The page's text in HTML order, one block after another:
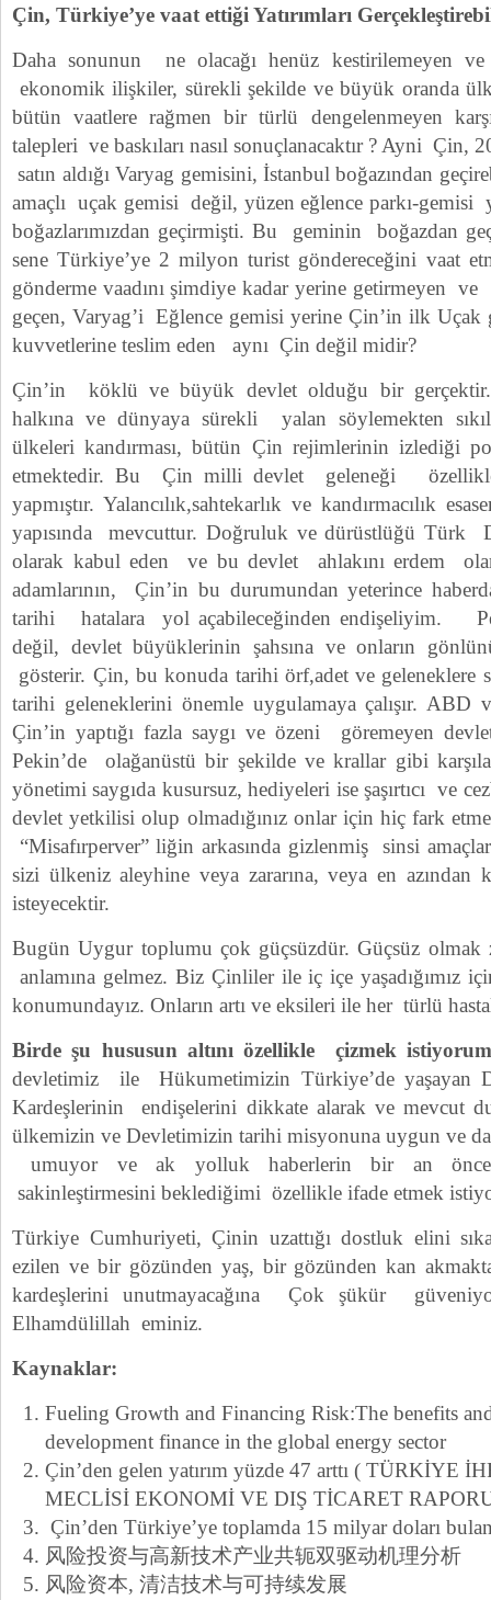
Çin, Türkiye’ye vaat ettiği Yatırımları
Daha sonunun ne olacağı henüz kestirilemeyen
ekonomik ilişkiler, sürekli şekilde ve büyük oranda
bütün vaatlere rağmen bir türlü dengelenmeyen
talepleri ve baskıları nasıl sonuçlanacaktır ? Ayni Çin,
satın aldığı Varyag gemisini, İstanbul boğazından
amaçlı uçak gemisi değil, yüzen eğlence parkı-gemisi
boğazlarımızdan geçirmişti. Bu geminin boğazdan
sene Türkiye’ye 2 milyon turist göndereceğini vaat
gönderme vaadını şimdiye kadar yerine getirmeyen
geçen, Varyag’i Eğlence gemisi yerine Çin’in ilk Uçak
kuvvetlerine teslim eden aynı Çin değil midir?
Çin’in köklü ve büyük devlet olduğu bir gerçektir.
halkına ve dünyaya sürekli yalan söylemekten
ülkeleri kandırması, bütün Çin rejimlerinin izlediği
etmektedir. Bu Çin milli devlet geleneği özellikle
yapmıştır. Yalancılık,sahtekarlık ve kandırmacılık
yapısında mevcuttur. Doğruluk ve dürüstlüğü Türk
olarak kabul eden ve bu devlet ahlakını erdem
adamlarının, Çin’in bu durumundan yeterince
tarihi hatalara yol açabileceğinden endişeliyim.
değil, devlet büyüklerinin şahsına ve onların
gösterir. Çin, bu konuda tarihi örf,adet ve geleneklere
tarihi geleneklerini önemle uygulamaya çalışır. ABD
Çin’in yaptığı fazla saygı ve özeni göremeyen
Pekin’de olağanüstü bir şekilde ve krallar gibi
yönetimi saygıda kusursuz, hediyeleri ise şaşırtıcı ve
devlet yetkilisi olup olmadığınız onlar için hiç fark
“Misafırperver” liğin arkasında gizlenmiş sinsi
sizi ülkeniz aleyhine veya zararına, veya en azından
isteyecektir.
Bugün Uygur toplumu çok güçsüzdür. Güçsüz olmak
anlamına gelmez. Biz Çinliler ile iç içe yaşadığımız
konumundayız. Onların artı ve eksileri ile her türlü
Birde şu hususun altını özellikle çizmek
devletimiz ile Hükumetimizin Türkiye’de yaşayan
Kardeşlerinin endişelerini dikkate alarak ve mevcut
ülkemizin ve Devletimizin tarihi misyonuna uygun ve
umuyor ve ak yolluk haberlerin bir an önce
sakinleştirmesini beklediğimi özellikle ifade etmek
Türkiye Cumhuriyeti, Çinin uzattığı dostluk elini
ezilen ve bir gözünden yaş, bir gözünden kan
kardeşlerini unutmayacağına Çok şükür
Elhamdülillah eminiz.
Kaynaklar:
Fueling Growth and Financing Risk:The benefits
development finance in the global energy sector
Çin’den gelen yatırım yüzde 47 arttı ( TÜRKİYE
MECLİSİ EKONOMİ VE DIŞ TİCARET
Çin’den Türkiye’ye toplamda 15 milyar doları
风险投资与高新技术产业共轭双驱动机理分析
风险资本, 清洁技术与可持续发展